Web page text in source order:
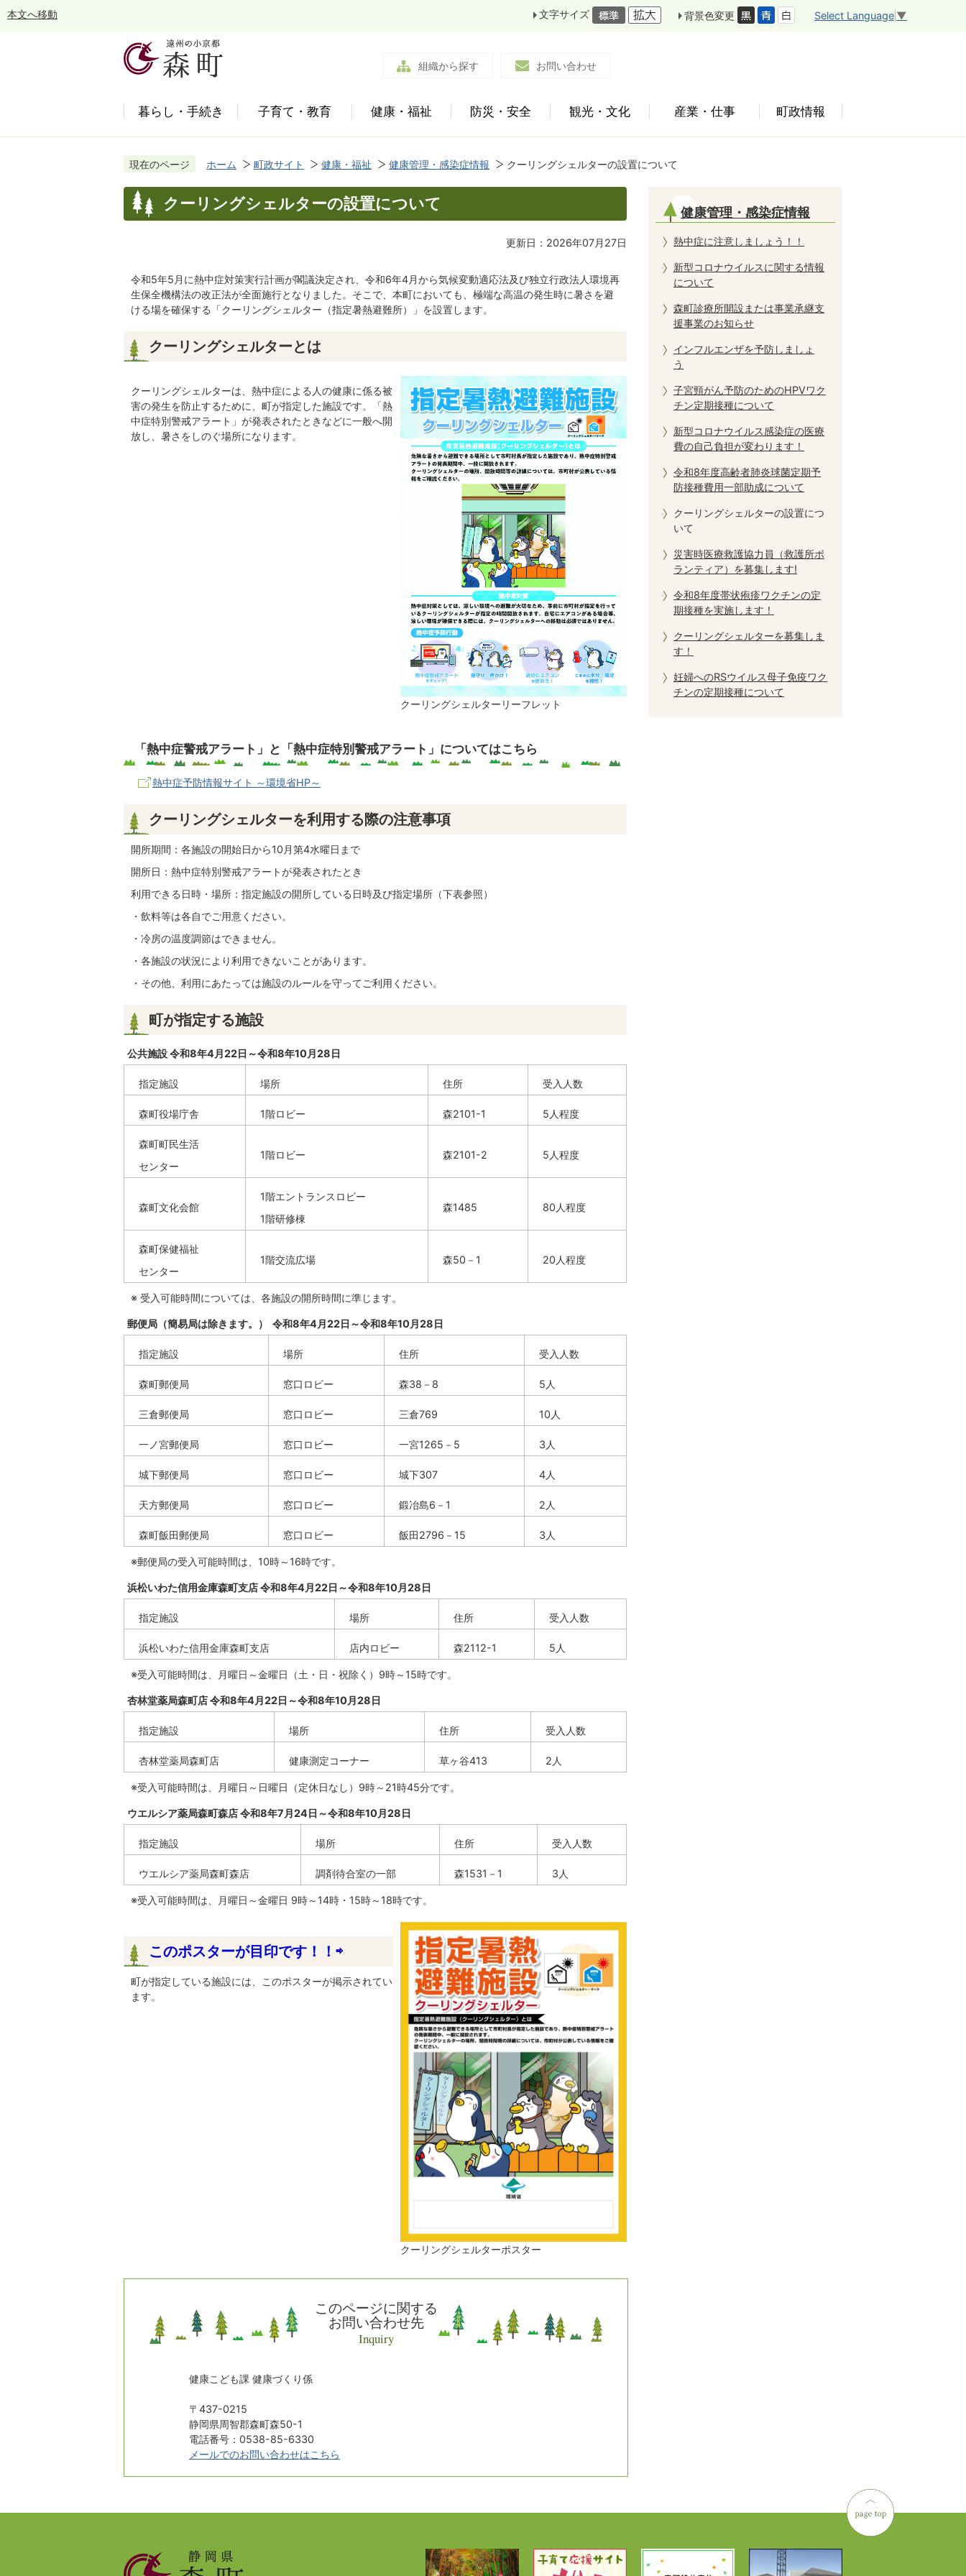
本文へ移動 文字サイズ 背景色変更 Select Language ▼
組織から探す お問い合わせ
暮らし・手続き 子育て・教育 健康・福祉 防災・安全 観光・文化 産業・仕事 町政情報
現在のページ ホーム 町政サイト 健康・福祉 健康管理・感染症情報 クーリングシェルターの設置について
クーリングシェルターの設置について
更新日：2026年07月27日
令和5年5月に熱中症対策実行計画が閣議決定され、令和6年4月から気候変動適応法及び独立行政法人環境再
生保全機構法の改正法が全面施行となりました。そこで、本町においても、極端な高温の発生時に暑さを避
ける場を確保する「クーリングシェルター（指定暑熱避難所）」を設置します。
クーリングシェルターとは
クーリングシェルターリーフレット
クーリングシェルターは、熱中症による人の健康に係る被
害の発生を防止するために、町が指定した施設です。「熱
中症特別警戒アラート」が発表されたときなどに一般へ開
放し、暑さをしのぐ場所になります。
「熱中症警戒アラート」と「熱中症特別警戒アラート」についてはこちら
熱中症予防情報サイト ～環境省HP～
クーリングシェルターを利用する際の注意事項
開所期間：各施設の開始日から10月第4水曜日まで
開所日：熱中症特別警戒アラートが発表されたとき
利用できる日時・場所：指定施設の開所している日時及び指定場所（下表参照）
・飲料等は各自でご用意ください。
・冷房の温度調節はできません。
・各施設の状況により利用できないことがあります。
・その他、利用にあたっては施設のルールを守ってご利用ください。
町が指定する施設
公共施設 令和8年4月22日～令和8年10月28日
指定施設 場所 住所 受入人数
森町役場庁舎 1階ロビー 森2101-1 5人程度
森町町民生活
センター
1階ロビー 森2101-2 5人程度
森町文化会館
1階エントランスロビー
1階研修棟
森1485 80人程度
森町保健福祉
センター
1階交流広場 森50－1 20人程度
※ 受入可能時間については、各施設の開所時間に準じます。
郵便局（簡易局は除きます。） 令和8年4月22日～令和8年10月28日
指定施設 場所 住所 受入人数
森町郵便局 窓口ロビー 森38－8 5人
三倉郵便局 窓口ロビー 三倉769 10人
一ノ宮郵便局 窓口ロビー 一宮1265－5 3人
城下郵便局 窓口ロビー 城下307 4人
天方郵便局 窓口ロビー 鍛冶島6－1 2人
森町飯田郵便局 窓口ロビー 飯田2796－15 3人
※郵便局の受入可能時間は、10時～16時です。
浜松いわた信用金庫森町支店 令和8年4月22日～令和8年10月28日
指定施設 場所 住所 受入人数
浜松いわた信用金庫森町支店 店内ロビー 森2112-1 5人
※受入可能時間は、月曜日～金曜日（土・日・祝除く）9時～15時です。
杏林堂薬局森町店 令和8年4月22日～令和8年10月28日
指定施設 場所 住所 受入人数
杏林堂薬局森町店 健康測定コーナー 草ヶ谷413 2人
※受入可能時間は、月曜日～日曜日（定休日なし）9時～21時45分です。
ウエルシア薬局森町森店 令和8年7月24日～令和8年10月28日
指定施設 場所 住所 受入人数
ウエルシア薬局森町森店 調剤待合室の一部 森1531－1 3人
※受入可能時間は、月曜日～金曜日 9時～14時・15時～18時です。
クーリングシェルターポスター
このポスターが目印です！！⇨
町が指定している施設には、このポスターが掲示されてい
ます。
このページに関する
お問い合わせ先
Inquiry
健康こども課 健康づくり係
〒437-0215
静岡県周智郡森町森50-1
電話番号：0538-85-6330
メールでのお問い合わせはこちら
健康管理・感染症情報
熱中症に注意しましょう！！
新型コロナウイルスに関する情報
について
森町診療所開設または事業承継支
援事業のお知らせ
インフルエンザを予防しましょ
う
子宮頸がん予防のためのHPVワク
チン定期接種について
新型コロナウイルス感染症の医療
費の自己負担が変わります！
令和8年度高齢者肺炎球菌定期予
防接種費用一部助成について
クーリングシェルターの設置につ
いて
災害時医療救護協力員（救護所ボ
ランティア）を募集します!
令和8年度帯状疱疹ワクチンの定
期接種を実施します！
クーリングシェルターを募集しま
す！
妊婦へのRSウイルス母子免疫ワク
チンの定期接種について
静
岡